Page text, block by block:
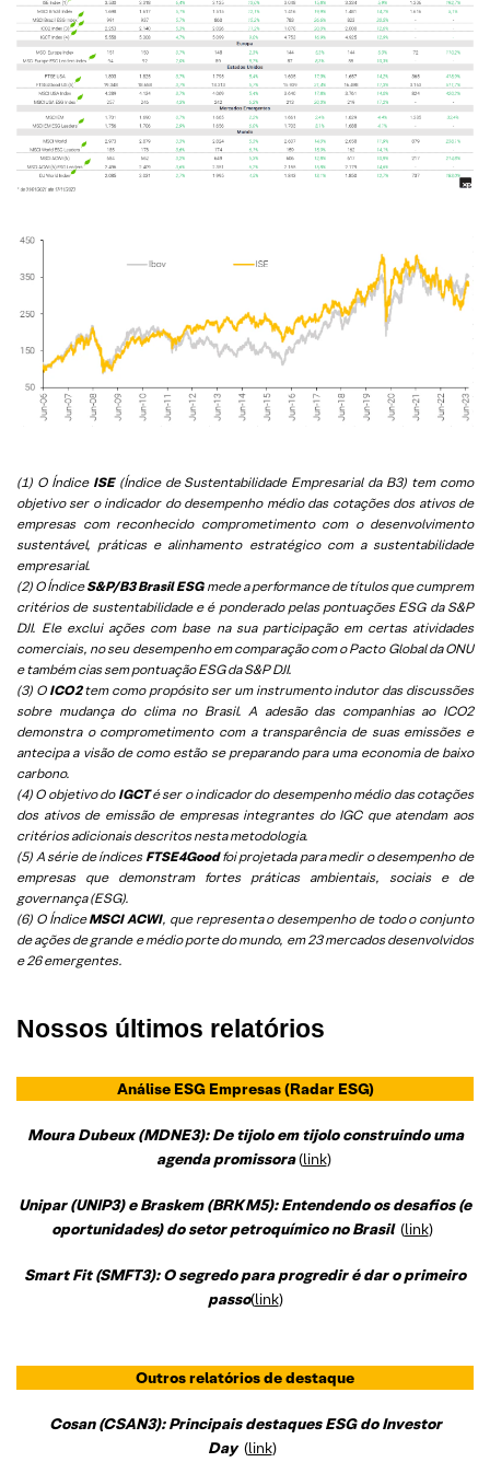
(1) O Índice ISE(Índice de Sustentabilidade Empresarial da B3) tem como
objetivo ser o indicador do desempenho médio das cotações dos ativos de
empresas com reconhecido comprometimento com o desenvolvimento
sustentável, práticas e alinhamento estratégico com a sustentabilidade
empresarial.
(2) O ÍndiceS&P/B3 Brasil ESGmede a performance de títulos que cumprem
critérios de sustentabilidade e é ponderado pelas pontuações ESG da S&P
DJI. Ele exclui ações com base na sua participação em certas atividades
comerciais, no seu desempenho em comparação com o Pacto Global da ONU
e também cias sem pontuação ESG da S&P DJI.
(3) O ICO2tem como propósito ser um instrumento indutor das discussões
sobre mudança do clima no Brasil. A adesão das companhias ao ICO2
demonstra o comprometimento com a transparência de suas emissões e
antecipa a visão de como estão se preparando para uma economia de baixo
carbono.
(4) O objetivo do IGCTé ser o indicador do desempenho médio das cotações
dos ativos de emissão de empresas integrantes do IGC que atendam aos
critérios adicionais descritos nesta metodologia.
(5) A série de índices FTSE4Goodfoi projetada para medir o desempenho de
empresas que demonstram fortes práticas ambientais, sociais e de
governança (ESG).
(6) O ÍndiceMSCI ACWI, que representa o desempenho de todo o conjunto
de ações de grande e médio porte do mundo, em 23 mercados desenvolvidos
e 26 emergentes.
Nossos últimos relatórios
Análise ESG Empresas(Radar ESG)
Moura Dubeux (MDNE3): De tijolo em tijolo construindo uma
agenda promissora(link)
Unipar (UNIP3) e Braskem (BRKM5): Entendendo os desafios (e
oportunidades) do setor petroquímico no Brasil (link)
Smart Fit (SMFT3): O segredo para progredir é dar o primeiro
passo(link)
Outros relatórios de destaque
Cosan (CSAN3): Principais destaques ESG do Investor
Day (link)